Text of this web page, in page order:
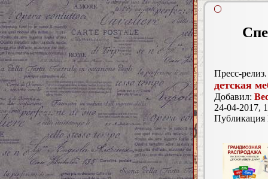
Пресс-релиз.
детская
Добавил:
24-04-2017,